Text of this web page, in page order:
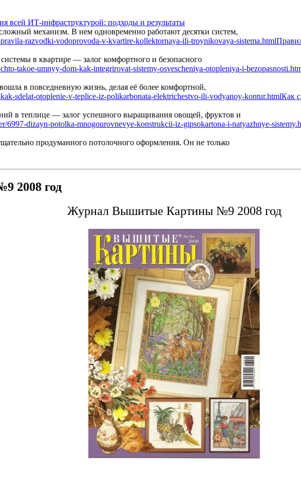
всей ИТ-инфраструктурой: подходы и результаты
механизм. В нем одновременно работают десятки систем,
в квартире — залог комфортного и безопасного
в повседневную жизнь, делая её более комфортной,
Как
в теплице — залог успешного выращивания овощей, фруктов и
продуманного потолочного оформления. Он не только
2008 год
Журнал Вышитые Картины №9 2008 год